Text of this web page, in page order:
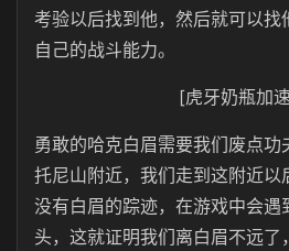
考验以后找到他，然后就可以找
自己的战斗能力。
[虎牙奶瓶加
勇敢的哈克白眉需要我们废点功
托尼山附近，我们走到这附近以
没有白眉的踪迹，在游戏中会遇
头，这就证明我们离白眉不远了